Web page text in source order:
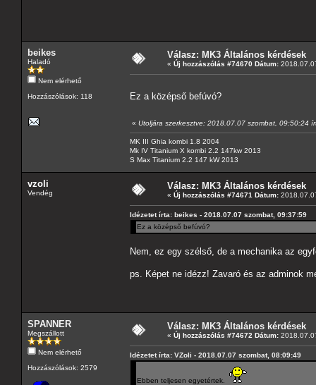
beikes
Haladó
Nem elérhető
Hozzászólások: 118
Válasz: MK3 Általános kérdések
« Új hozzászólás #74670 Dátum:
Ez a középső befúvó?
« Utoljára szerkesztve: 2018.07.07 szombat, 09:50:24
MK III Ghia kombi 1.8 2004
Mk IV Titanium X kombi 2.2 147kw 2013
S Max Titanium 2.2 147 kW 2013
vzoli
Vendég
Válasz: MK3 Általános kérdések
« Új hozzászólás #74671 Dátum:
Idézetet írta: beikes - 2018.07.07 szombat, 09:37:59
Ez a középső befúvó?
Nem, ez egy szélső, de a mechanika az
ps. Képet ne idézz! Zavaró és az adminok
SPANNER
Megszállott
Nem elérhető
Hozzászólások: 2579
Válasz: MK3 Általános kérdések
« Új hozzászólás #74672 Dátum:
Idézetet írta: VZoli - 2018.07.07 szombat, 08:09:49
Ebben teljesen egyetértek.